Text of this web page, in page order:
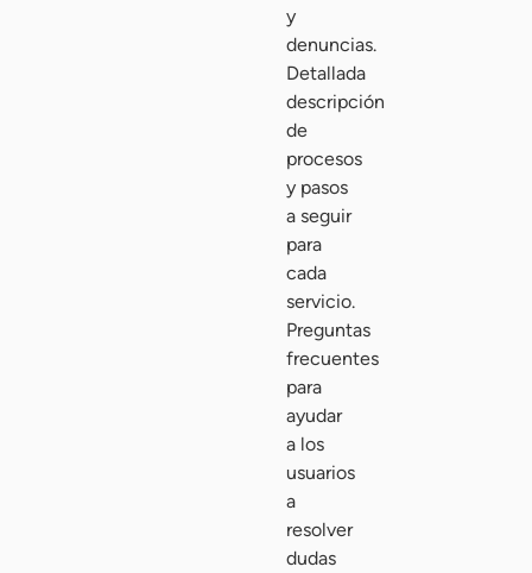
y
denuncias.
Detallada
descripción
de
procesos
y pasos
a seguir
para
cada
servicio.
Preguntas
frecuentes
para
ayudar
a los
usuarios
a
resolver
dudas